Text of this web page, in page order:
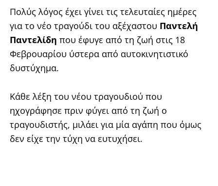
Πολύς λόγος έχει γίνει τις τελευταίες ημέρες
για το νέο τραγούδι του αξέχαστου Παντελή
Παντελίδη που έφυγε από τη ζωή στις 18
Φεβρουαρίου ύστερα από αυτοκινητιστικό
δυστύχημα.
Κάθε λέξη του νέου τραγουδιού που
ηχογράφησε πριν φύγει από τη ζωή ο
τραγουδιστής, μιλάει για μία αγάπη που όμως
δεν είχε την τύχη να ευτυχήσει.